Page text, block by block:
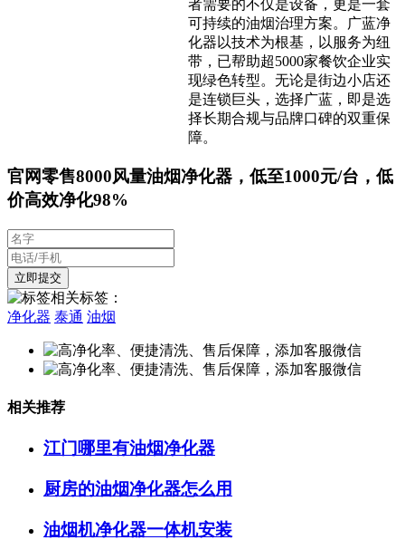
者需要的不仅是设备，更是一套
可持续的油烟治理方案。广蓝净
化器以技术为根基，以服务为纽
带，已帮助超5000家餐饮企业实
现绿色转型。无论是街边小店还
是连锁巨头，选择广蓝，即是选
择长期合规与品牌口碑的双重保
障。
官网零售8000风量油烟净化器，低至1000元/台，低
价高效净化98%
相关标签：
净化器 泰通 油烟
相关推荐
江门哪里有油烟净化器
厨房的油烟净化器怎么用
油烟机净化器一体机安装